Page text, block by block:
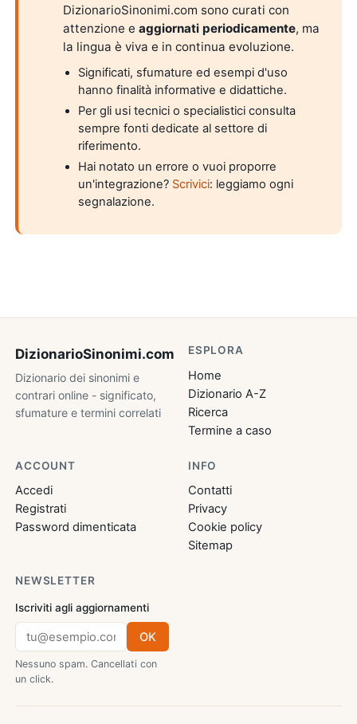
DizionarioSinonimi.com sono curati con
attenzione eaggiornati periodicamente, ma
la lingua è viva e in continua evoluzione.
Significati, sfumature ed esempi d'uso
hanno finalità informative e didattiche.
Per gli usi tecnici o specialistici consulta
sempre fonti dedicate al settore di
riferimento.
Hai notato un errore o vuoi proporre
un'integrazione? Scrivici: leggiamo ogni
segnalazione.
DizionarioSinonimi.com
Dizionario dei sinonimi e
contrari online - significato,
sfumature e termini correlati
ESPLORA
Home
Dizionario A-Z
Ricerca
Termine a caso
ACCOUNT
Accedi
Registrati
Password dimenticata
INFO
Contatti
Privacy
Cookie policy
Sitemap
NEWSLETTER
Iscriviti agli aggiornamenti
OK
Nessuno spam. Cancellati con
un click.